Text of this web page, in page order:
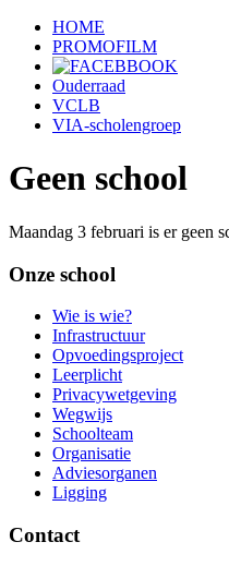
HOME
PROMOFILM
Ouderraad
VCLB
VIA-scholengroep
Geen school
Maandag 3 februari is er geen
Onze school
Wie is wie?
Infrastructuur
Opvoedingsproject
Leerplicht
Privacywetgeving
Wegwijs
Schoolteam
Organisatie
Adviesorganen
Ligging
Contact